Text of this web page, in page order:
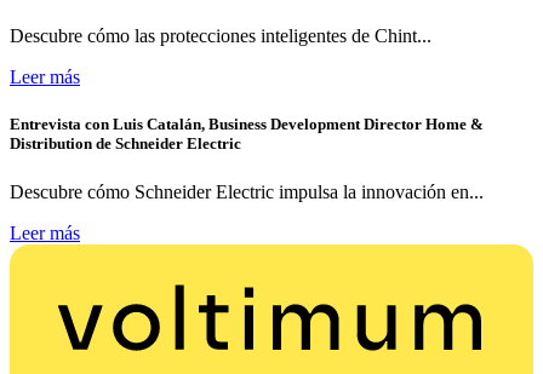
Descubre cómo las protecciones inteligentes de Chint...
Leer más
Entrevista con Luis Catalán, Business Development Director Home &
Distribution de Schneider Electric
Descubre cómo Schneider Electric impulsa la innovación en...
Leer más